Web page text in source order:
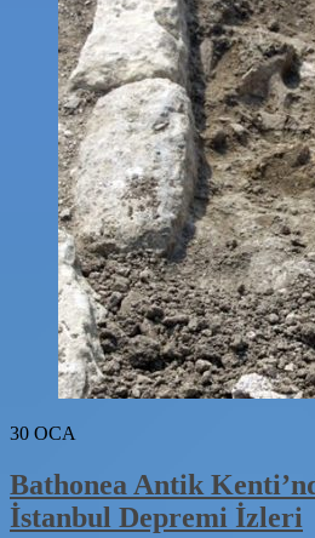
30 OCA
Bathonea Antik
İstanbul Depremi İzleri